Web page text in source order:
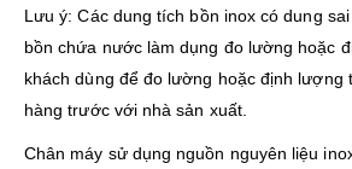
Lưu ý: Các dung tích bồn inox có dung
bồn chứa nước làm dụng đo lường hoặc
khách dùng để đo lường hoặc định lượng
hàng trước với nhà sản xuất.
Chân máy sử dụng nguồn nguyên liệu